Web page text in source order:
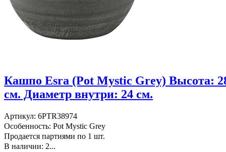
Кашпо Esra (Pot Mystic Grey) Высота:
см. Диаметр внутри: 24 см.
Артикул: 6PTR38974
Особенность: Pot Mystic Grey
Продается партиями по 1 шт.
В наличии: 2...